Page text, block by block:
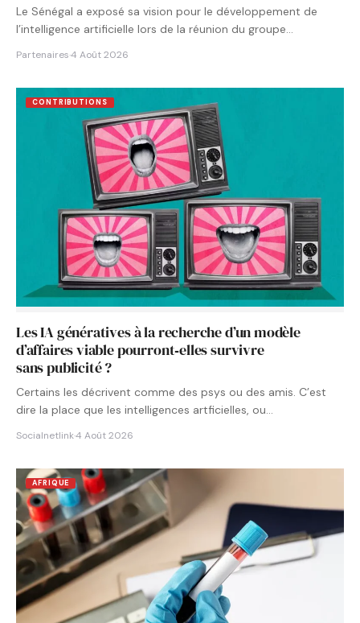
Le Sénégal a exposé sa vision pour le développement de
l’intelligence artificielle lors de la réunion du groupe…
Partenaires·4 Août 2026
CONTRIBUTIONS
Les IA génératives à la recherche d’un modèle
d’affaires viable pourront‑elles survivre
sans publicité ?
Certains les décrivent comme des psys ou des amis. C’est
dire la place que les intelligences artficielles, ou…
Socialnetlink·4 Août 2026
AFRIQUE